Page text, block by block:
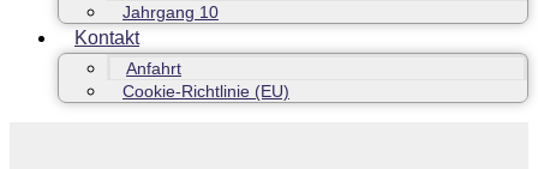
Jahrgang 10
Kontakt
Anfahrt
Cookie-Richtlinie (EU)